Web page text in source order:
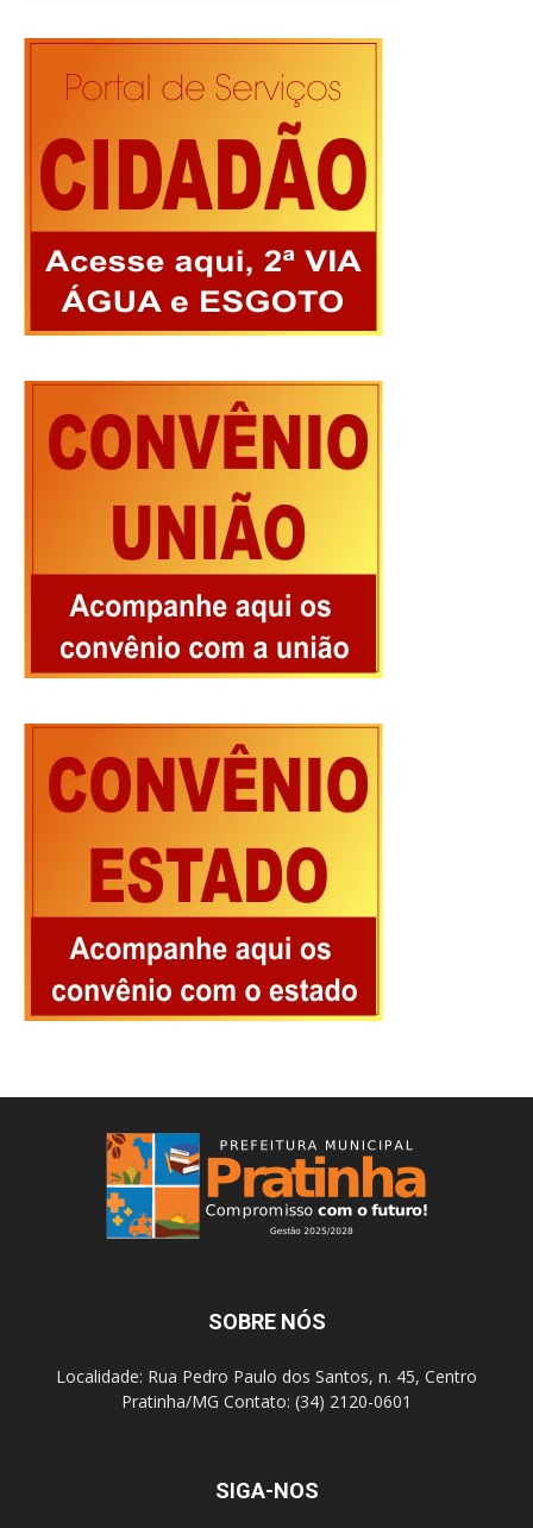
SOBRE NÓS
Localidade: Rua Pedro Paulo dos Santos, n. 45, Centro
Pratinha/MG Contato: (34) 2120-0601
SIGA-NOS